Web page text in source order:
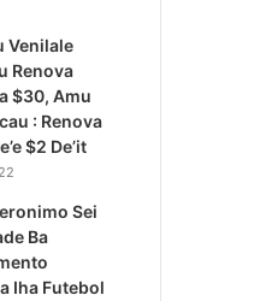
Venilale
Renova
$30, Amu
: Renova
$2 De’it
Sei
Ba
Iha Futebol